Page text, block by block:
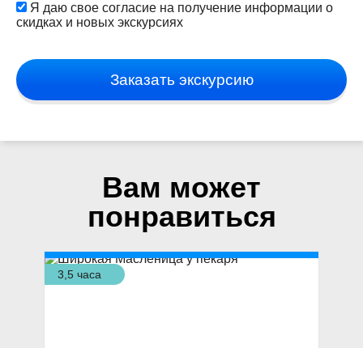
Я даю свое согласие на получение информации о
скидках и новых экскурсиях
Заказать экскурсию
Вам может
понравиться
3,5 часа